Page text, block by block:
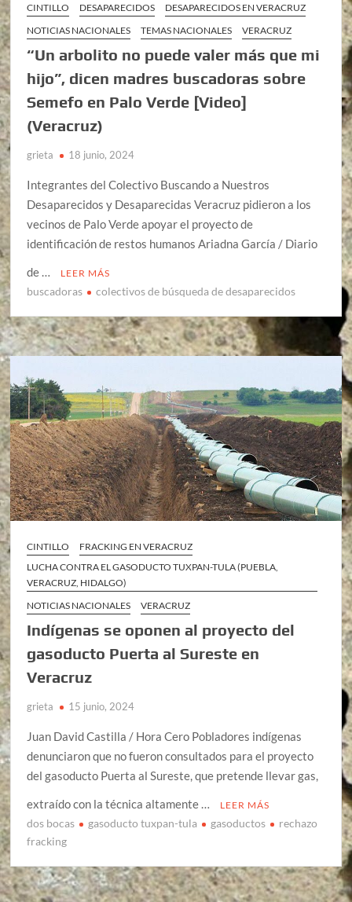
CINTILLO DESAPARECIDOS
DESAPARECIDOS EN VERACRUZ
NOTICIAS NACIONALES
TEMAS NACIONALES VERACRUZ
“Un arbolito no puede valer más que mi
hijo”, dicen madres buscadoras sobre
Semefo en Palo Verde [Video]
(Veracruz)
grieta 18 junio, 2024
Integrantes del Colectivo Buscando a Nuestros
Desaparecidos y Desaparecidas Veracruz pidieron a los
vecinos de Palo Verde apoyar el proyecto de
identificación de restos humanos Ariadna García / Diario
de …
LEER MÁS
buscadoras colectivos de búsqueda de desaparecidos
CINTILLO
FRACKING EN VERACRUZ
LUCHA CONTRA EL GASODUCTO TUXPAN-TULA (PUEBLA,
VERACRUZ, HIDALGO)
NOTICIAS NACIONALES
VERACRUZ
Indígenas se oponen al proyecto del
gasoducto Puerta al Sureste en
Veracruz
grieta 15 junio, 2024
Juan David Castilla / Hora Cero Pobladores indígenas
denunciaron que no fueron consultados para el proyecto
del gasoducto Puerta al Sureste, que pretende llevar gas,
extraído con la técnica altamente …
LEER MÁS
dos bocas gasoducto tuxpan-tula gasoductos
rechazo
fracking